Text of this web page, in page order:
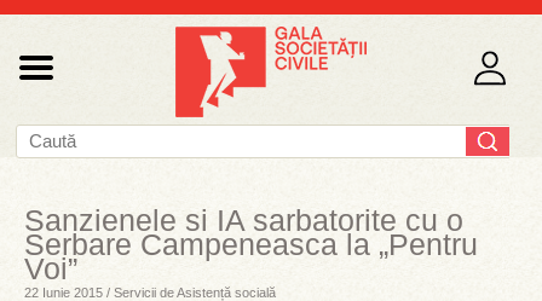
Sanzienele si IA sarbatorite cu o
Serbare Campeneasca la „Pentru
Voi”
22 Iunie 2015 / Servicii de Asistență socială